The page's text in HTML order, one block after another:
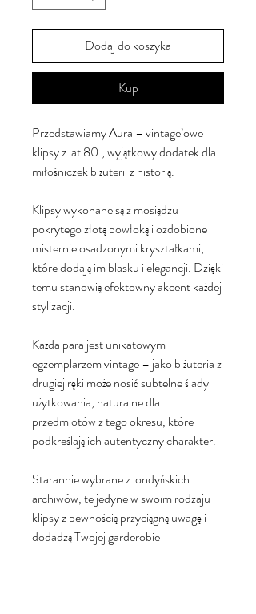
Dodaj do koszyka
Kup
Przedstawiamy Aura – vintage’owe
klipsy z lat 80., wyjątkowy dodatek dla
miłośniczek biżuterii z historią.
Klipsy wykonane są z mosiądzu
pokrytego złotą powłoką i ozdobione
misternie osadzonymi kryształkami,
które dodają im blasku i elegancji. Dzięki
temu stanowią efektowny akcent każdej
stylizacji.
Każda para jest unikatowym
egzemplarzem vintage – jako biżuteria z
drugiej ręki może nosić subtelne ślady
użytkowania, naturalne dla
przedmiotów z tego okresu, które
podkreślają ich autentyczny charakter.
Starannie wybrane z londyńskich
archiwów, te jedyne w swoim rodzaju
klipsy z pewnością przyciągną uwagę i
dodadzą Twojej garderobie